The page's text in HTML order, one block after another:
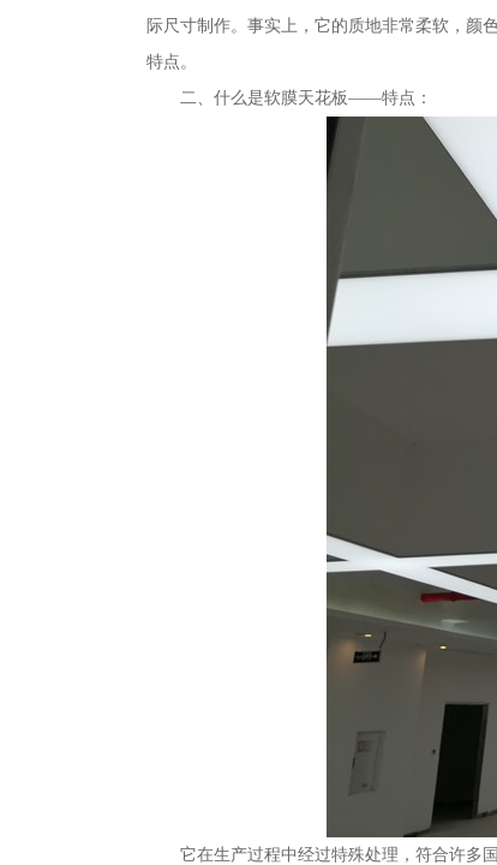
际尺寸制作。事实上，它的质地非常柔软，颜
特点。
二、什么是软膜天花板——特点：
它在生产过程中经过特殊处理，符合许多